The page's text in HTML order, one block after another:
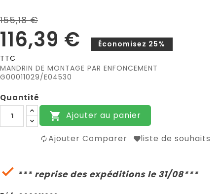
155,18 €
116,39 €
Économisez 25%
TTC
MANDRIN DE MONTAGE PAR ENFONCEMENT
G00011029/E04530
Quantité
 Ajouter au panier
Ajouter Comparer liste de souhaits
 *** reprise des expéditions le 31/08***